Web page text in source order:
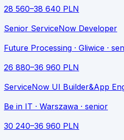
28 560–38 640 PLN
Senior ServiceNow Developer
Future Processing · Gliwice ·
26 880–36 960 PLN
ServiceNow UI Builder&App
Be in IT · Warszawa · senior
30 240–36 960 PLN